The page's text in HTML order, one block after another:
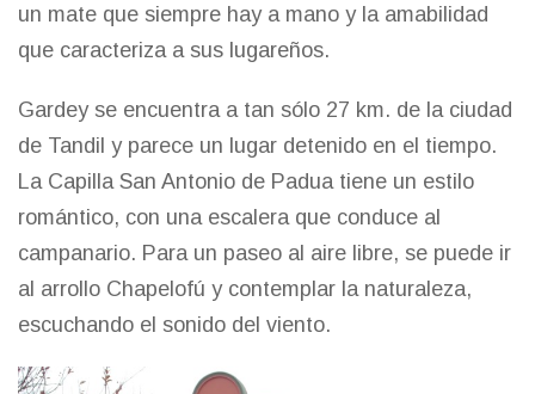
un mate que siempre hay a mano y la amabilidad
que caracteriza a sus lugareños.
Gardey se encuentra a tan sólo 27 km. de la ciudad
de Tandil y parece un lugar detenido en el tiempo.
La Capilla San Antonio de Padua tiene un estilo
romántico, con una escalera que conduce al
campanario. Para un paseo al aire libre, se puede ir
al arrollo Chapelofú y contemplar la naturaleza,
escuchando el sonido del viento.